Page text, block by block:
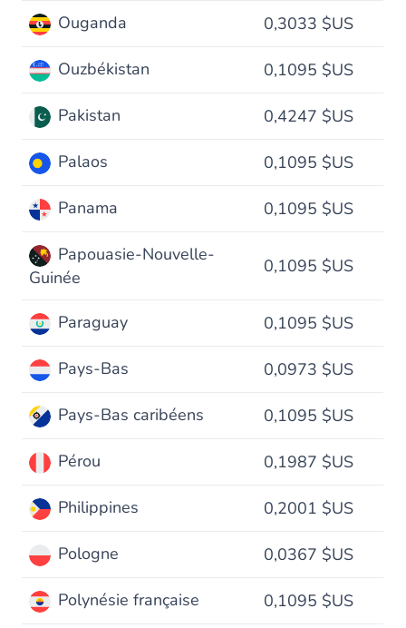
Ouganda 0,3033 $US
Ouzbékistan 0,1095 $US
Pakistan 0,4247 $US
Palaos 0,1095 $US
Panama 0,1095 $US
Papouasie-Nouvelle-
Guinée
0,1095 $US
Paraguay 0,1095 $US
Pays-Bas 0,0973 $US
Pays-Bas caribéens 0,1095 $US
Pérou 0,1987 $US
Philippines 0,2001 $US
Pologne 0,0367 $US
Polynésie française 0,1095 $US